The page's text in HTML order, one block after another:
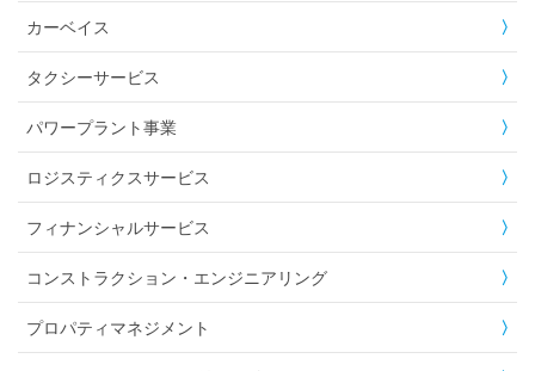
カーベイス
タクシーサービス
パワープラント事業
ロジスティクスサービス
フィナンシャルサービス
コンストラクション・エンジニアリング
プロパティマネジメント